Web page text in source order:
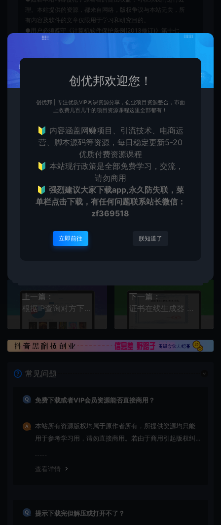
理。本站提供的资源，都来自网络，版权争议与本站无关，所
有内容及软件的文章仅限用于学习和研究目的。
●用户必须遵守《计算机软件保护条例(2013修订)》第十七
条：为了学习和研究软件内含的设计思想和原理，通过安装、
得商用，若因商用引起的版权纠纷，一切责任均由使用者自行
●如果您喜欢该内容，请支持正版软件，得到更好的正版服
务。侵删请致信E-mail：cyb12340@163.com
创优邦 值得一看
分享一个线上纯零撸日收益100+的
线上蓝海项目
https://cy.zhaishanghui.cn/5494.html
纯零撸项目 线上蓝海项目 赏帮赚
创优 创优邦，12年风雨同舟，欢迎您一起缔造！
上一篇：
根据IP查询对方下载过什么东西！！
下一篇：
证书在线生成器 搞笑证书在线生成软件
常见问题
免费下载或者VIP会员资源能否直接商用？
本站所有资源版权均属于原作者所有，所提供资源均只能
用于参考学习用，请勿直接商用。若由于商用引起版权纠
查看详情
提示下载完但解压或打开不了？
创优邦欢迎您！
创优邦 | 专注优质VIP网课资源分享，创业项目资源整合，市面
上收费几百几千的项目资源课程这里全部都有！
🔰 内容涵盖网赚项目、引流技术、电商运
营、脚本源码等资源，每日稳定更新5-20
优质付费资源课程
🔰 本站现行政策是全部免费学习，交流，
请勿商用
🔰强烈建议大家下载app,永久防失联，菜
单栏点击下载，有任何问题联系站长微信：
zf369518
立即前往 朕知道了